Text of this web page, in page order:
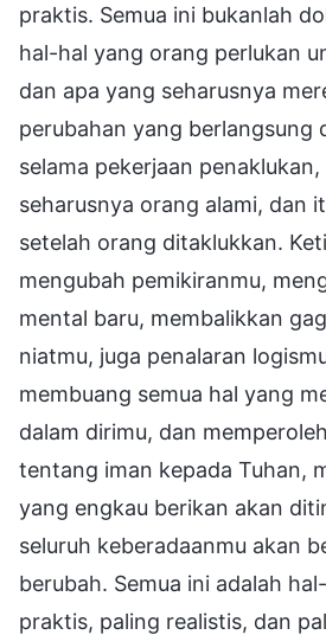
praktis. Semua ini bukanlah
hal-hal yang orang perlukan
dan apa yang seharusnya
perubahan yang berlangsung
selama pekerjaan
seharusnya orang alami, dan
setelah orang ditaklukkan.
mengubah pemikiranmu,
mental baru, membalikkan
niatmu, juga penalaran
membuang semua hal yang
dalam dirimu, dan
tentang iman kepada Tuhan,
yang engkau berikan akan
seluruh keberadaanmu akan
berubah. Semua ini adalah
praktis, paling realistis, dan